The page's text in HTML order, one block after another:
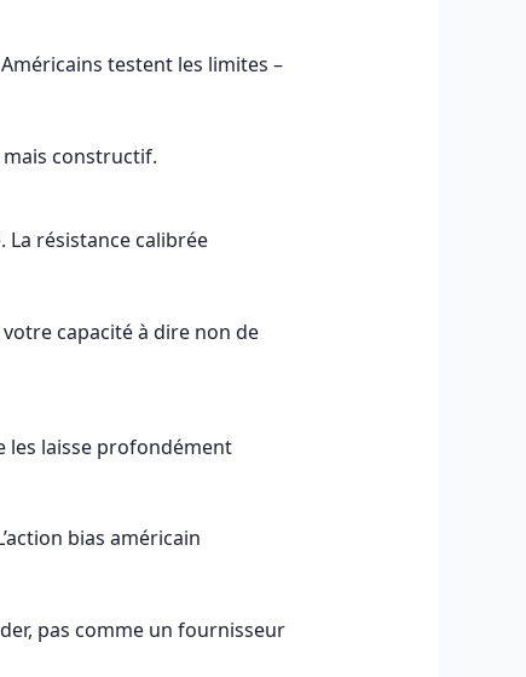
testent les limites –
mais constructif.
résistance calibrée
capacité à dire non de
les laisse profondément
bias américain
pas comme un fournisseur